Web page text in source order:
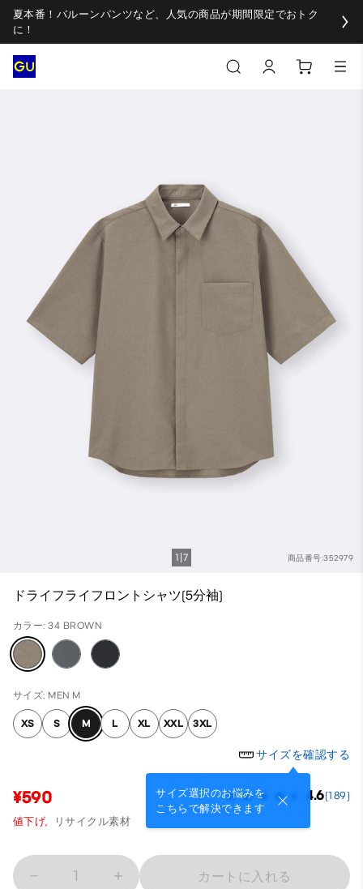
夏本番！バルーンパンツなど、人気の商品が期間限定でおトク
に！
商品番号:352979
1 7
ドライフライフロントシャツ(5分袖)
カラー: 34 BROWN
サイズ: MEN M
XS S M L XL XXL 3XL
サイズを確認する
サイズ選択のお悩みを
こちらで解決できます
¥590 4.6(189)
値下げ, リサイクル素材
1 カートに入れる